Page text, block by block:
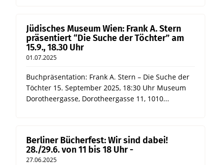
Jüdisches Museum Wien: Frank A. Stern
präsentiert “Die Suche der Töchter” am
15.9., 18.30 Uhr
01.07.2025
Buchpräsentation: Frank A. Stern – Die Suche der
Töchter 15. September 2025, 18:30 Uhr Museum
Dorotheergasse, Dorotheergasse 11, 1010...
Berliner Bücherfest: Wir sind dabei!
28./29.6. von 11 bis 18 Uhr -
27.06.2025